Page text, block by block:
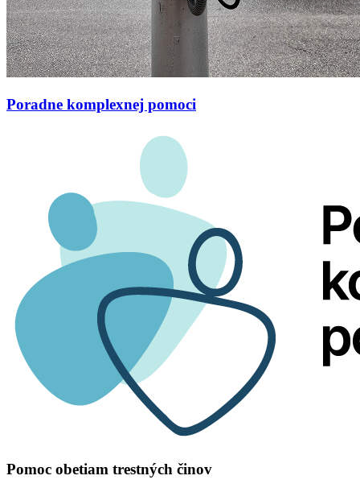
Poradne komplexnej pomoci
Pomoc obetiam trestných činov